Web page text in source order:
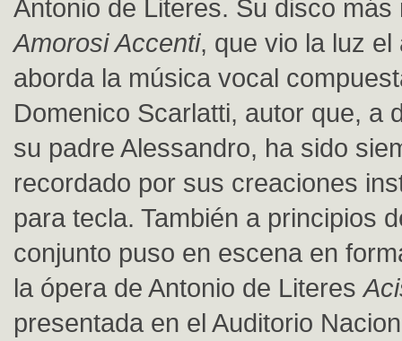
Antonio de Literes. Su disco más
Amorosi Accenti, que vio la luz el
aborda la música vocal
Domenico Scarlatti, autor que, a
su padre Alessandro, ha sido
recordado por sus creaciones
para tecla. También a principios
conjunto puso en escena en
la ópera de Antonio de Literes
presentada en el Auditorio